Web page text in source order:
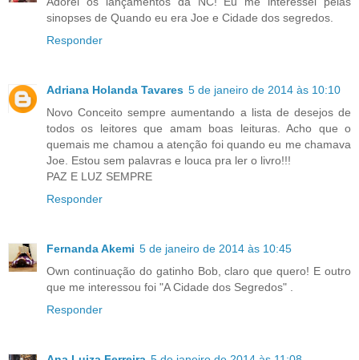
sinopses de Quando eu era Joe e Cidade dos segredos.
Responder
Adriana Holanda Tavares 5 de janeiro de 2014 às 10:10
Novo Conceito sempre aumentando a lista de desejos de
todos os leitores que amam boas leituras. Acho que o
quemais me chamou a atenção foi quando eu me chamava
Joe. Estou sem palavras e louca pra ler o livro!!!
PAZ E LUZ SEMPRE
Responder
Fernanda Akemi 5 de janeiro de 2014 às 10:45
Own continuação do gatinho Bob, claro que quero! E outro
que me interessou foi "A Cidade dos Segredos" .
Responder